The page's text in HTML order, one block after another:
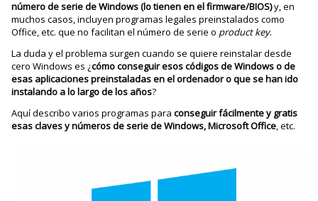
número de serie de Windows (lo tienen en el firmware/BIOS)y, en
muchos casos, incluyen programas legales preinstalados como
Office, etc. que no facilitan el número de serie o product key.
La duda y el problema surgen cuando se quiere reinstalar desde
cero Windows es ¿cómo conseguir esos códigos de Windows o de
esas aplicaciones preinstaladas en el ordenador o que se han ido
instalando a lo largo de los años?
Aquí describo varios programas paraconseguir fácilmente y gratis
esas claves y números de serie de Windows, Microsoft Office, etc.